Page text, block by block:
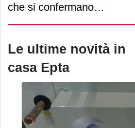
che si confermano
protagoniste delle scelte
alimentari degli italiani e
ottimi alleati nella lotta allo
spreco. Nello specifico, per
venire incontro alle
esigenze della Gdo, Epta
Le ultime novità in
casa Epta